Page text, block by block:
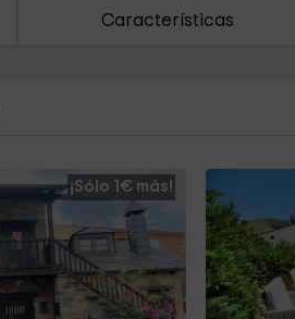
Características
¡Sólo 1€ más!